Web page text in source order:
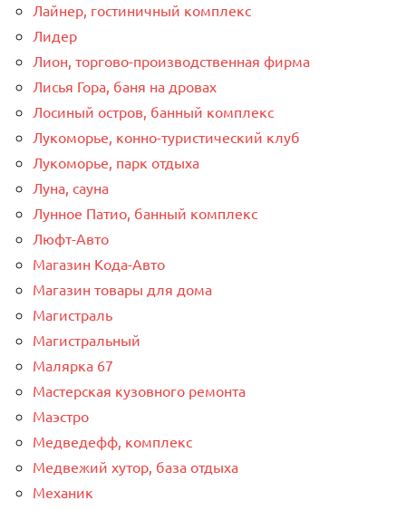
Лайнер, гостиничный комплекс
Лидер
Лион, торгово-производственная фирма
Лисья Гора, баня на дровах
Лосиный остров, банный комплекс
Лукоморье, конно-туристический клуб
Лукоморье, парк отдыха
Луна, сауна
Лунное Патио, банный комплекс
Люфт-Авто
Магазин Кода-Авто
Магазин товары для дома
Магистраль
Магистральный
Малярка 67
Мастерская кузовного ремонта
Маэстро
Медведефф, комплекс
Медвежий хутор, база отдыха
Механик